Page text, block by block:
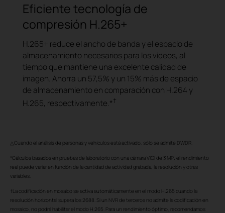
Eficiente tecnología de
compresión H.265+
H.265+ reduce el ancho de banda y el espacio de
almacenamiento necesarios para los vídeos, al
tiempo que mantiene una excelente calidad de
imagen. Ahorra un 57,5% y un 15% más de espacio
de almacenamiento en comparación con H.264 y
H.265, respectivamente.*†
△Cuando el análisis de personas y vehículos está activado, sólo se admite DWDR.
*Cálculos basados en pruebas de laboratorio con una cámara VIGI de 3 MP; el rendimiento
real puede variar en función de la cantidad de actividad grabada, la resolución y otras
variables.
†La codificación en mosaico se activa automáticamente en el modo H.265 cuando la
resolución horizontal supera los 2688. Si un NVR de terceros no admite la codificación en
mosaico, no podrá habilitar el modo H.265. Para un rendimiento óptimo, recomendamos